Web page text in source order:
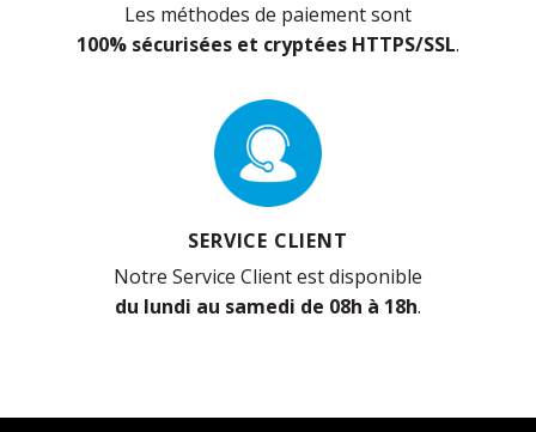
Les méthodes de paiement sont
100% sécurisées et cryptées HTTPS/SSL.
SERVICE CLIENT
Notre Service Client est disponible
du lundi au samedi de 08h à 18h.